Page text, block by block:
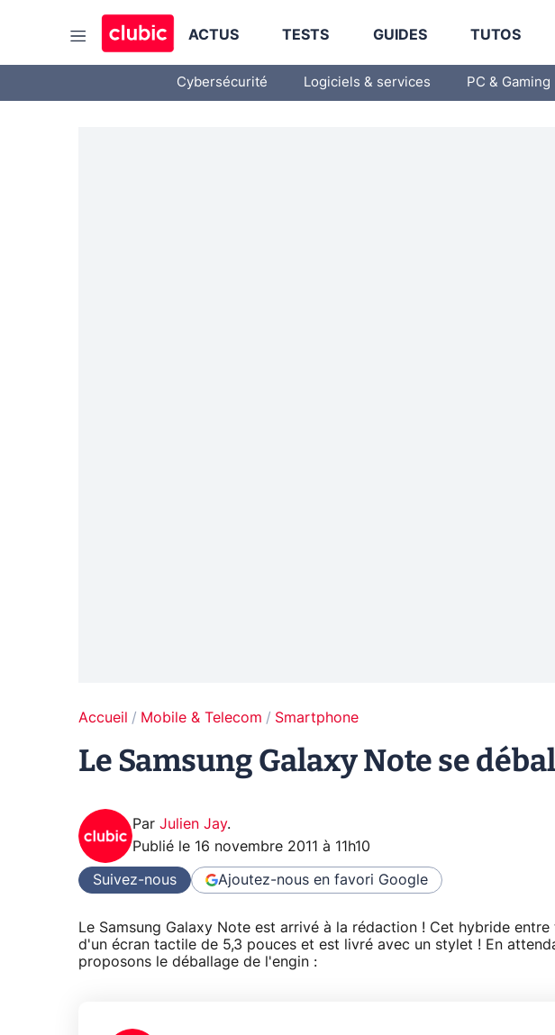
ACTUS TESTS GUIDES TUTOS
Cybersécurité Logiciels & services PC & Gaming
Accueil Mobile & Telecom Smartphone
Le Samsung Galaxy Note se
Par Julien Jay.
Publié le 16 novembre 2011 à 11h10
Suivez-nous Ajoutez-nous en favori Google
Le Samsung Galaxy Note est arrivé à la rédaction ! Cet hybride
d'un écran tactile de 5,3 pouces et est livré avec un stylet ! En
proposons le déballage de l'engin :